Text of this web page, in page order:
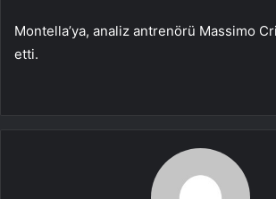
Montella’ya, analiz antrenörü Massimo
etti.